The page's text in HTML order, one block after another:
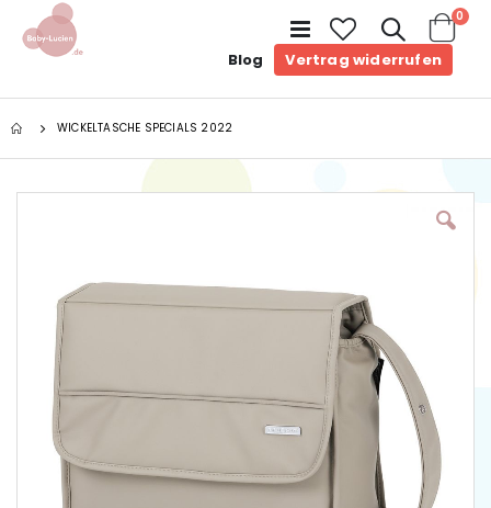
Navigation
umschalten
Blog Vertrag widerrufenCart
0
WICKELTASCHE SPECIALS 2022
Zum